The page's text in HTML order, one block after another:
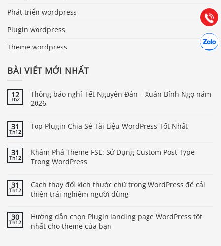
Phát triển wordpress
Plugin wordpress
Theme wordpress
BÀI VIẾT MỚI NHẤT
12
Th2
Thông báo nghỉ Tết Nguyên Đán – Xuân Bính Ngọ năm
2026
31
Th12
Top Plugin Chia Sẻ Tài Liệu WordPress Tốt Nhất
31
Th12
Khám Phá Theme FSE: Sử Dụng Custom Post Type
Trong WordPress
31
Th12
Cách thay đổi kích thước chữ trong WordPress để cải
thiện trải nghiệm người dùng
30
Th12
Hướng dẫn chọn Plugin landing page WordPress tốt
nhất cho theme của bạn
Gọi
(028) 22.166.144
Chát